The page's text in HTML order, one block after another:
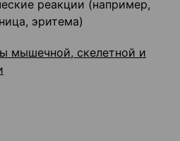
реакции (например,
эритема)
мышечной, скелетной и